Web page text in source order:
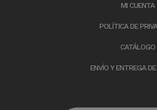
MI CUENTA
POLÍTICA DE
CATÁLOGO
ENVÍO Y ENTREGA